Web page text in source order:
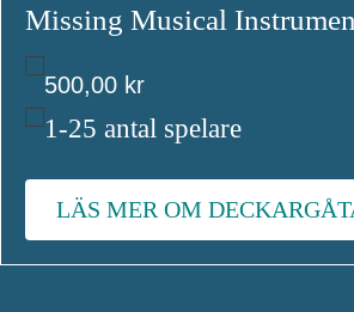
Missing Musical
500,00 kr
1-25 antal spelare
LÄS MER OM